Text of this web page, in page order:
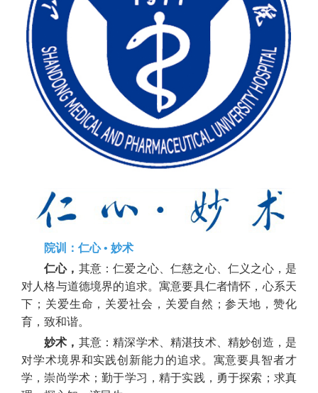
院训：仁心 • 妙术
仁心， 其意：仁爱之心、仁慈之心、仁义之心，是
对人格与道德境界的追求。寓意要具仁者情怀，心系天
下；关爱生命，关爱社会，关爱自然；参天地，赞化
育，致和谐。
妙术， 其意：精深学术、精湛技术、精妙创造，是
对学术境界和实践创新能力的追求。寓意要具智者才
学，崇尚学术；勤于学习，精于实践，勇于探索；求真